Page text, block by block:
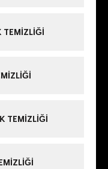
TEMIZLIĞI
TEMIZLIĞI